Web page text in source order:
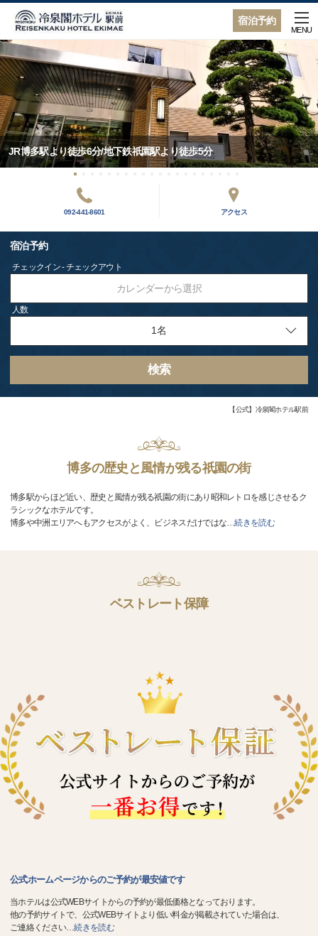
宿泊予約
MENU
JR博多駅より徒歩6分/地下鉄祇園駅より徒歩5分
092-441-8601 アクセス
宿泊予約
チェックイン - チェックアウト
カレンダーから選択
人数
検索
【公式】冷泉閣ホテル駅前
博多の歴史と風情が残る祇園の街
博多駅からほど近い、歴史と風情が残る祇園の街にあり昭和レトロを感じさせるク
ラシックなホテルです。
博多や中洲エリアへもアクセスがよく、ビジネスだけではな…続きを読む
ベストレート保障
公式ホームページからのご予約が最安値です
当ホテルは公式WEBサイトからの予約が最低価格となっております。
他の予約サイトで、公式WEBサイトより低い料金が掲載されていた場合は、
ご連絡ください…続きを読む